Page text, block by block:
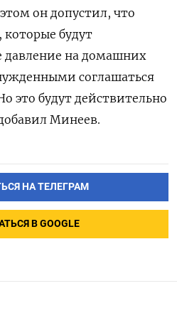
он допустил, что
будут
давление на домашних
соглашаться
это будут действительно
Минеев.
НА ТЕЛЕГРАМ
В GOOGLE